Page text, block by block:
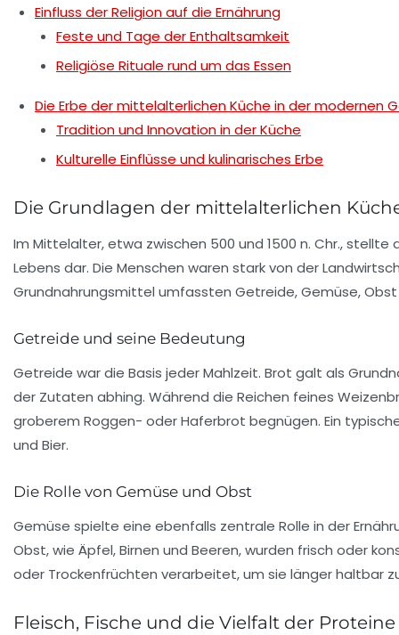
Einfluss der Religion auf die Ernährung
Feste und Tage der Enthaltsamkeit
Religiöse Rituale rund um das Essen
Die Erbe der mittelalterlichen Küche in der modernen
Tradition und Innovation in der Küche
Kulturelle Einflüsse und kulinarisches Erbe
Die Grundlagen der mittelalterlichen
Im Mittelalter, etwa zwischen 500 und 1500 n. Chr., stellte
Lebens dar. Die Menschen waren stark von der
Grundnahrungsmittel umfassten Getreide, Gemüse, Obst
Getreide und seine Bedeutung
Getreide war die Basis jeder Mahlzeit. Brot galt als
der Zutaten abhing. Während die Reichen feines
groberem Roggen- oder Haferbrot begnügen. Ein
und Bier.
Die Rolle von Gemüse und Obst
Gemüse spielte eine ebenfalls zentrale Rolle in der
Obst, wie Äpfel, Birnen und Beeren, wurden frisch oder
oder Trockenfrüchten verarbeitet, um sie länger haltbar
Fleisch, Fische und die Vielfalt der Proteine